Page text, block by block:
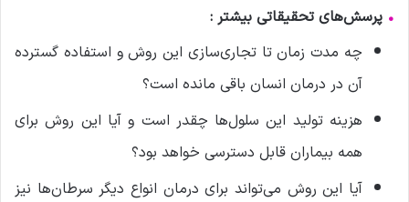
• پرسش‌های تحقیقاتی بیشتر :
چه مدت زمان تا تجاری‌سازی این روش و استفاده گسترده
آن در درمان انسان باقی مانده است؟
هزینه تولید این سلول‌ها چقدر است و آیا این روش برای
همه بیماران قابل دسترسی خواهد بود؟
آیا این روش می‌تواند برای درمان انواع دیگر سرطان‌ها نیز